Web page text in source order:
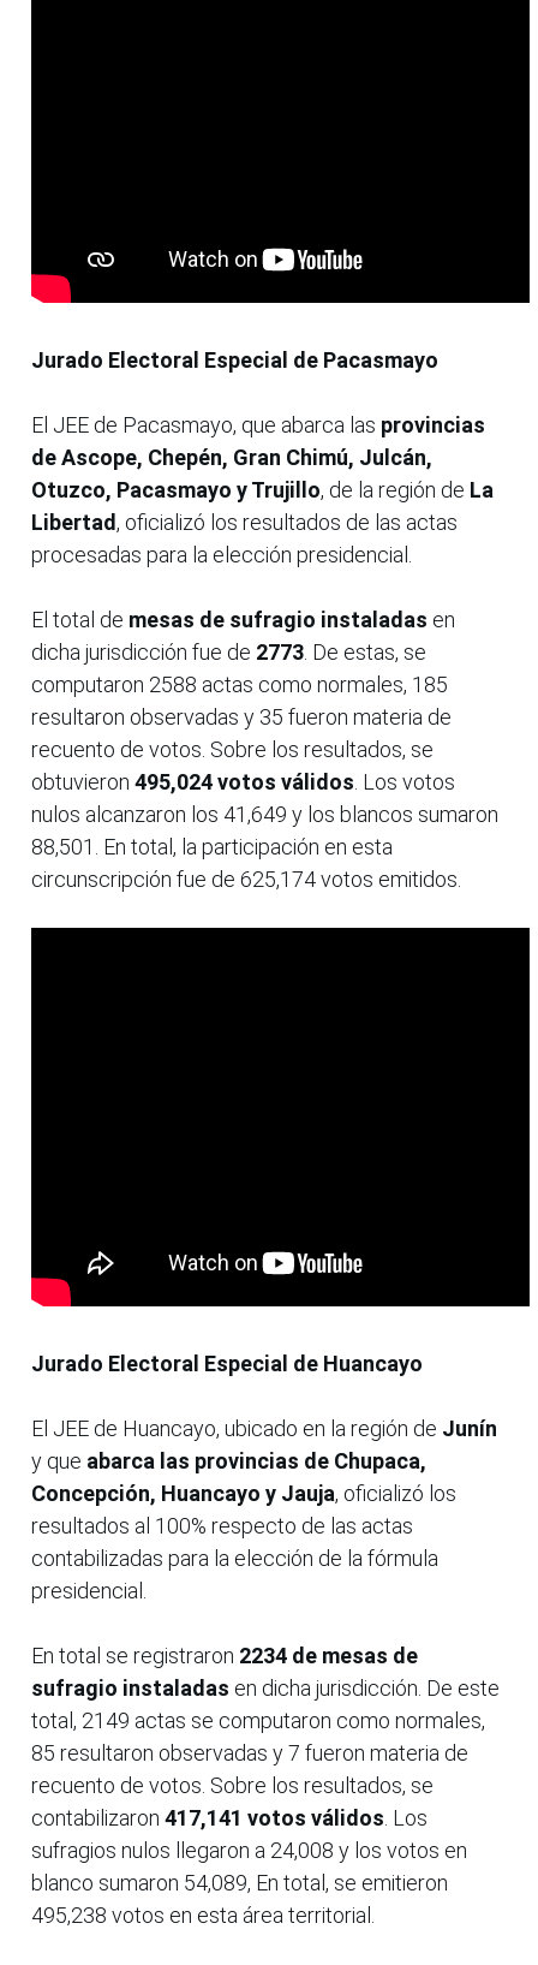
Jurado Electoral Especial de Pacasmayo
El JEE de Pacasmayo, que abarca las provincias
de Ascope, Chepén, Gran Chimú, Julcán,
Otuzco, Pacasmayo y Trujillo, de la región de La
Libertad, oficializó los resultados de las actas
procesadas para la elección presidencial.
El total de mesas de sufragio instaladas en
dicha jurisdicción fue de 2773 . De estas, se
computaron 2588 actas como normales, 185
resultaron observadas y 35 fueron materia de
recuento de votos. Sobre los resultados, se
obtuvieron 495,024 votos válidos . Los votos
nulos alcanzaron los 41,649 y los blancos sumaron
88,501. En total, la participación en esta
circunscripción fue de 625,174 votos emitidos.
Jurado Electoral Especial de Huancayo
El JEE de Huancayo, ubicado en la región de Junín
y que abarca las provincias de Chupaca,
Concepción, Huancayo y Jauja, oficializó los
resultados al 100% respecto de las actas
contabilizadas para la elección de la fórmula
presidencial.
En total se registraron 2234 de mesas de
sufragio instaladas en dicha jurisdicción. De este
total, 2149 actas se computaron como normales,
85 resultaron observadas y 7 fueron materia de
recuento de votos. Sobre los resultados, se
contabilizaron 417,141 votos válidos . Los
sufragios nulos llegaron a 24,008 y los votos en
blanco sumaron 54,089, En total, se emitieron
495,238 votos en esta área territorial.